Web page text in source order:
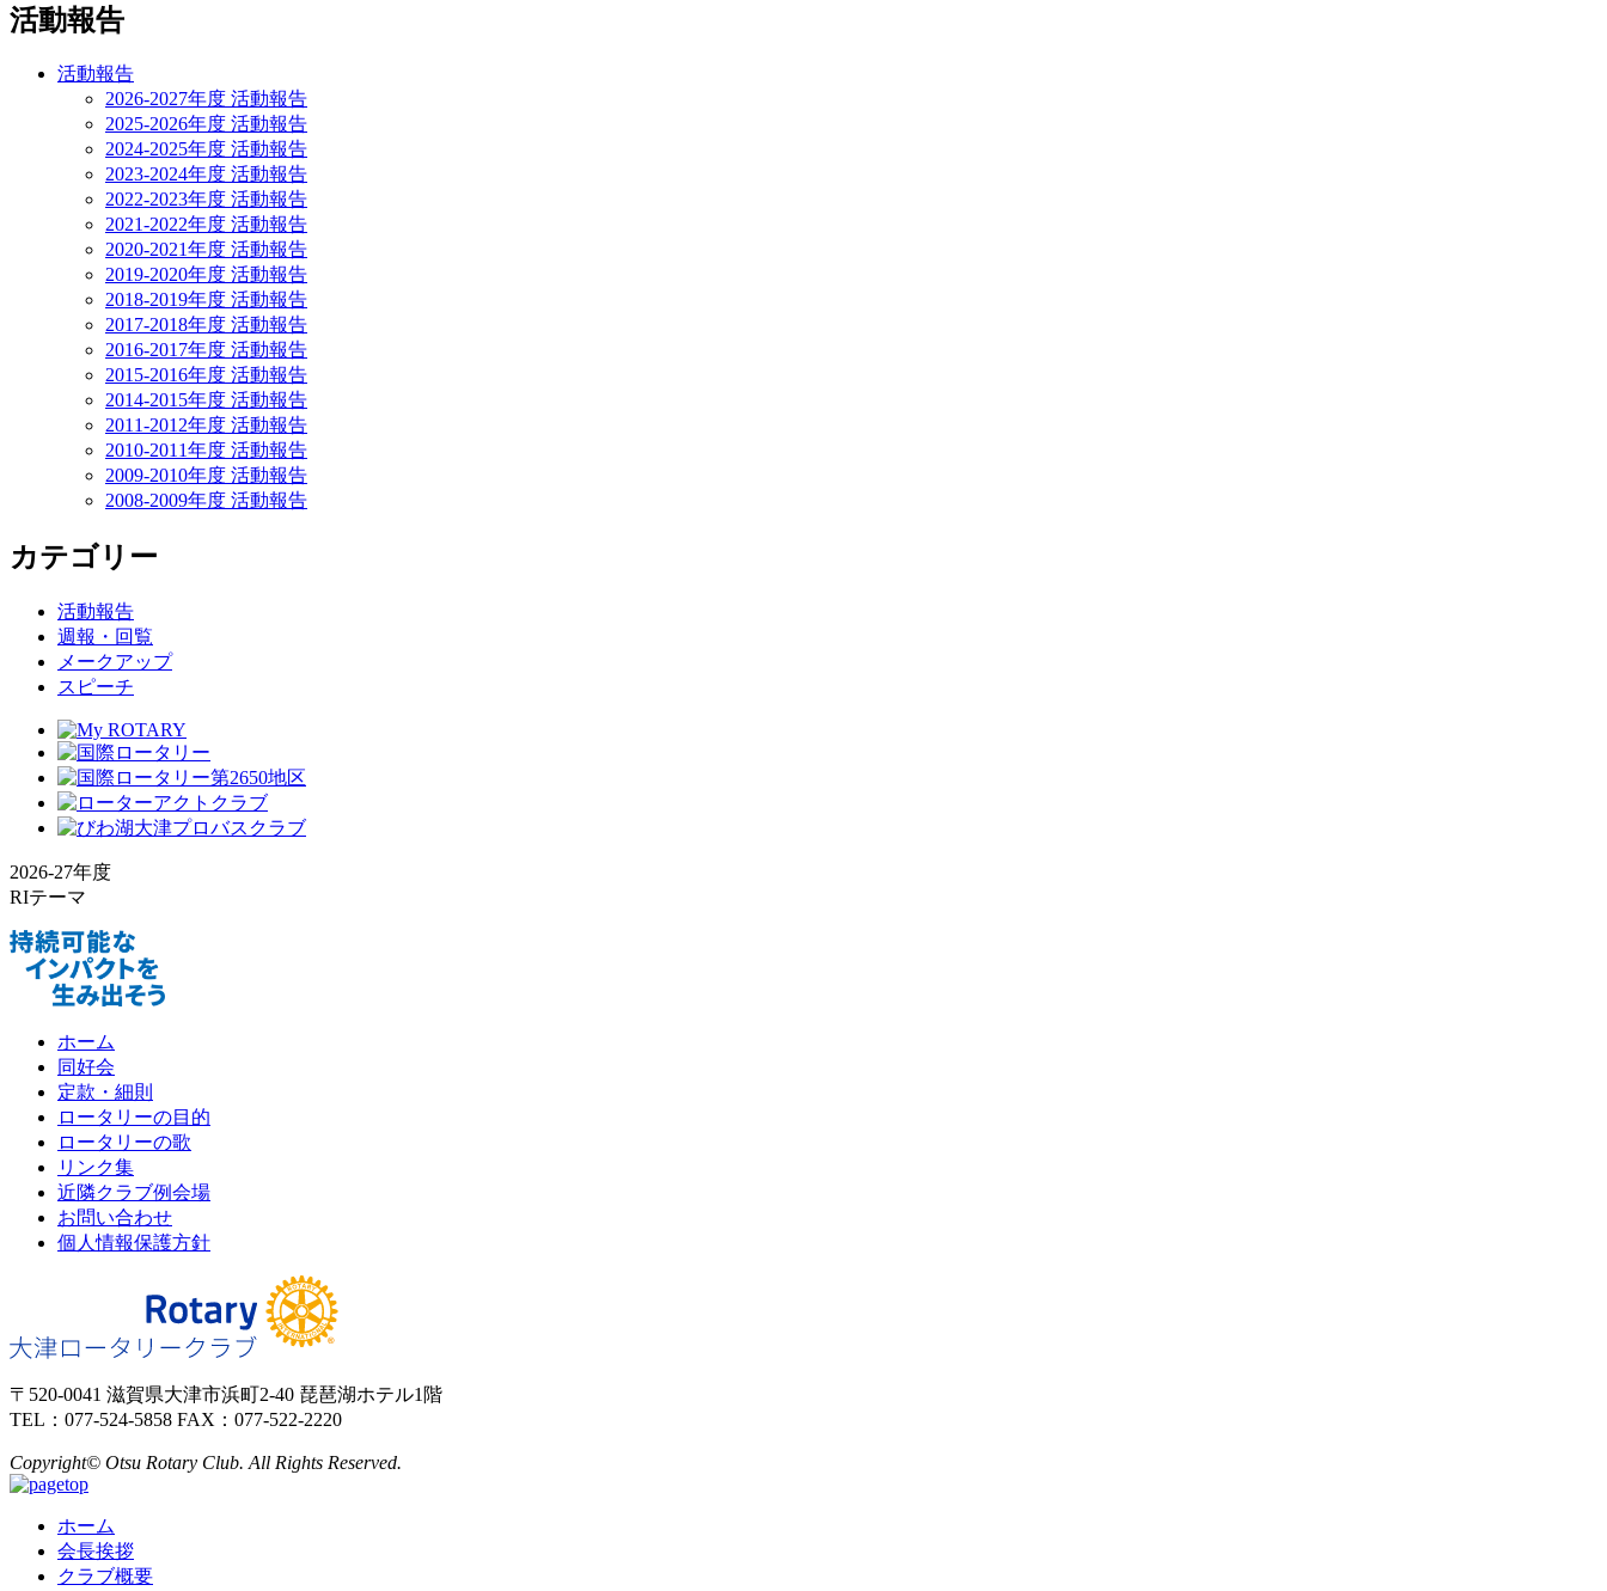
活動報告
活動報告
2026-2027年度 活動報告
2025-2026年度 活動報告
2024-2025年度 活動報告
2023-2024年度 活動報告
2022-2023年度 活動報告
2021-2022年度 活動報告
2020-2021年度 活動報告
2019-2020年度 活動報告
2018-2019年度 活動報告
2017-2018年度 活動報告
2016-2017年度 活動報告
2015-2016年度 活動報告
2014-2015年度 活動報告
2011-2012年度 活動報告
2010-2011年度 活動報告
2009-2010年度 活動報告
2008-2009年度 活動報告
カテゴリー
活動報告
週報・回覧
メークアップ
スピーチ
2026-27年度
RIテーマ
ホーム
同好会
定款・細則
ロータリーの目的
ロータリーの歌
リンク集
近隣クラブ例会場
お問い合わせ
個人情報保護方針
〒520-0041 滋賀県大津市浜町2-40 琵琶湖ホテル1階
TEL：077-524-5858 FAX：077-522-2220
Copyright© Otsu Rotary Club. All Rights Reserved.
ホーム
会長挨拶
クラブ概要